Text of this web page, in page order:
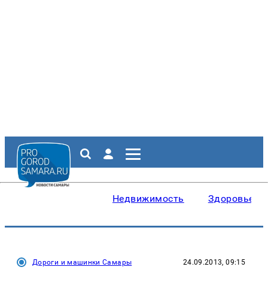
Недвижимость Здоровье
Дороги и машинки Самары 24.09.2013, 09:15